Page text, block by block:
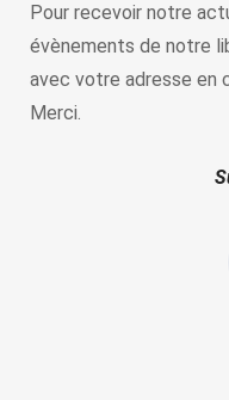
Pour recevoir notre
évènements de notre
avec votre adresse en
Merci.